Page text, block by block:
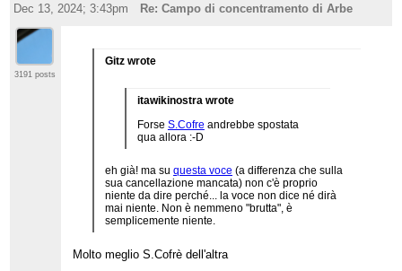
1938
". La voce di en.wiki su Buchenwald riporta
* La voce ha anche problemi di wikificazione. Ad
fonti in bibliografia non sono state inserite in un
template; la nota 19 dovrebbe rinviare a
va citata nel corpo della voce in maiuscoletto, ecc.
Dec 13, 2024; 3:43pm
Re: Campo di concentramento di Arbe
3191 posts
Gitz wrote
itawikinostra wrote
Forse S.Cofre andrebbe spostata
qua allora :-D
eh già! ma suquesta voce (a differenza che sulla
sua cancellazione mancata) non c'è proprio
niente da dire perché... la voce non dice né dirà
mai niente. Non è nemmeno "brutta", è
semplicemente niente.
Molto meglio S.Cofrè dell'altra